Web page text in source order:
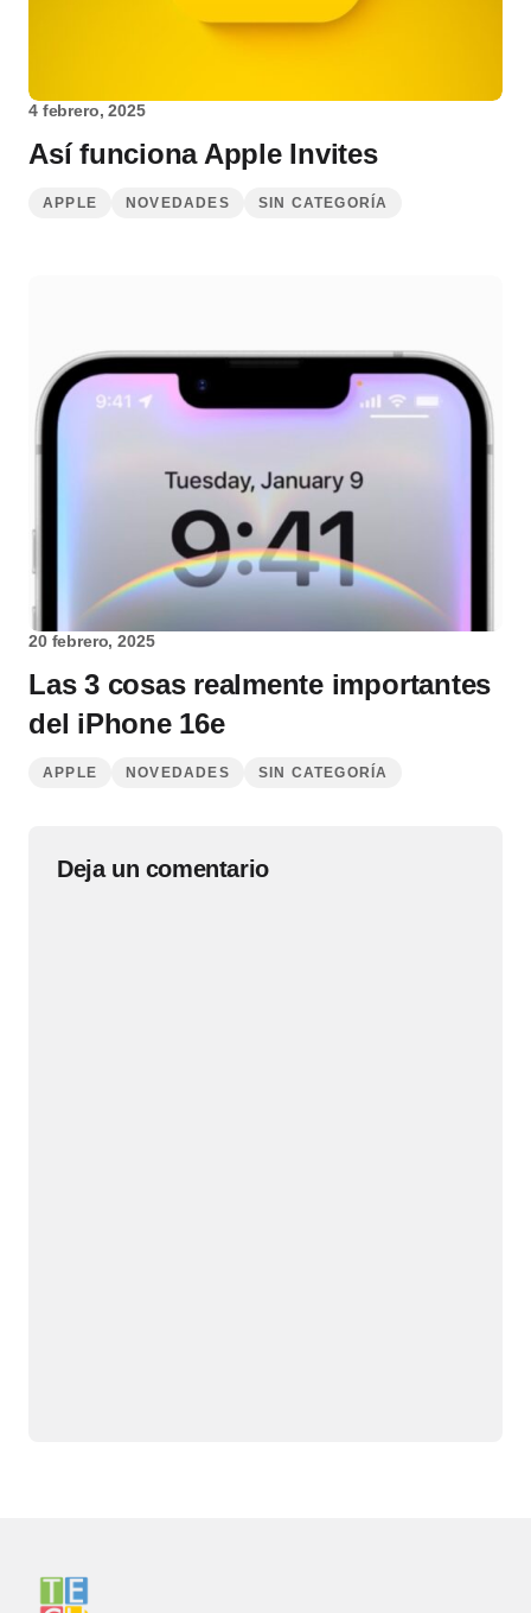
4 febrero, 2025
Así funciona Apple Invites
APPLE NOVEDADES SIN CATEGORÍA
20 febrero, 2025
Las 3 cosas realmente importantes
del iPhone 16e
APPLE NOVEDADES SIN CATEGORÍA
Deja un comentario